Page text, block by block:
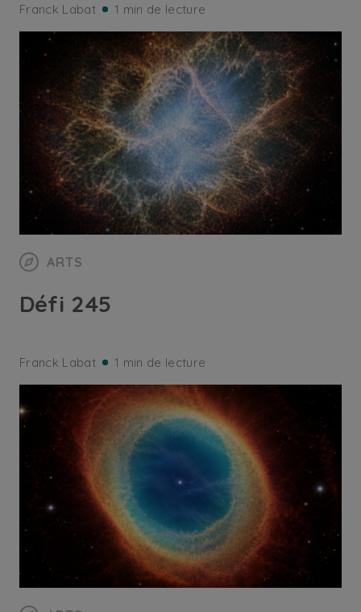
Franck Labat 1 min de lecture
ARTS
Défi 245
Franck Labat 1 min de lecture